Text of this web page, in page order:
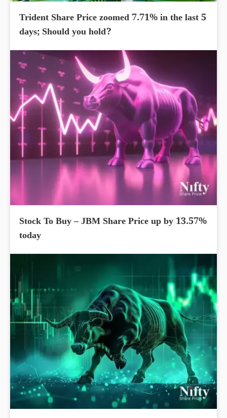
Trident Share Price zoomed 7.71% in the last 5
days; Should you hold?
Stock To Buy – JBM Share Price up by 13.57%
today